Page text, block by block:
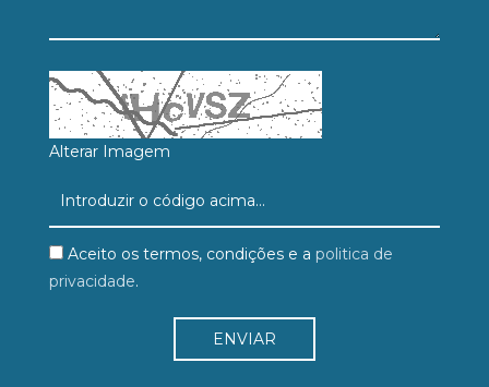
Alterar Imagem
Aceito os termos, condições e a politica de
privacidade.